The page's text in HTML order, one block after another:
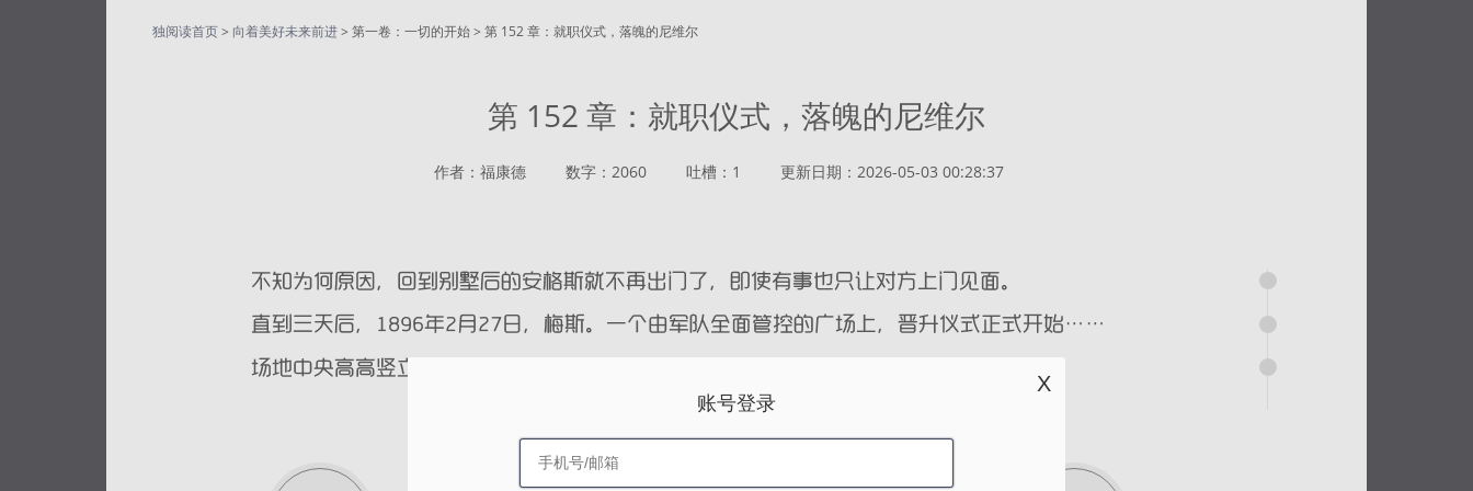
独阅读首页> 向着美好未来前进> 第一卷：一切的开始 > 第 152 章：就职仪式，落魄的尼维尔
第 152 章：就职仪式，落魄的尼维尔
作者：福康德 数字：2060 吐槽：1 更新日期：2026-05-03 00:28:37
账号登录
X